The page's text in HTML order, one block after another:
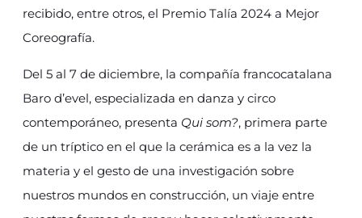
recibido, entre otros, el Premio Talía 2024 a Mejor
Coreografía.
Del 5 al 7 de diciembre, la compañía francocatalana
Baro d’evel, especializada en danza y circo
contemporáneo, presenta Qui som?, primera parte
de un tríptico en el que la cerámica es a la vez la
materia y el gesto de una investigación sobre
nuestros mundos en construcción, un viaje entre